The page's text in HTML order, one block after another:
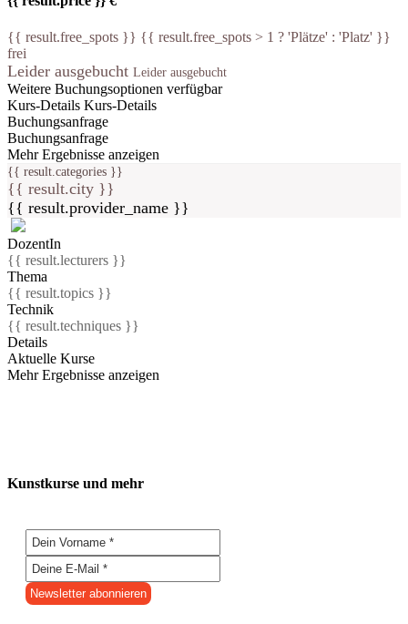
{{ result.free_spots }} {{ result.free_spots > 1 ? 'Plätze' : 'Platz' }}
frei
Leider ausgebucht Leider ausgebucht
Weitere Buchungsoptionen verfügbar
Kurs-Details Kurs-Details
Buchungsanfrage
Buchungsanfrage
Mehr Ergebnisse anzeigen
{{ result.categories }}
{{ result.city }}
{{ result.provider_name }}
DozentIn
{{ result.lecturers }}
Thema
{{ result.topics }}
Technik
{{ result.techniques }}
Details
Aktuelle Kurse
Mehr Ergebnisse anzeigen
Kunstkurse und mehr